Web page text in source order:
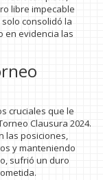
libre impecable
consolidó la
en evidencia las
cruciales que le
Clausura 2024.
las posiciones,
y manteniendo
sufrió un duro